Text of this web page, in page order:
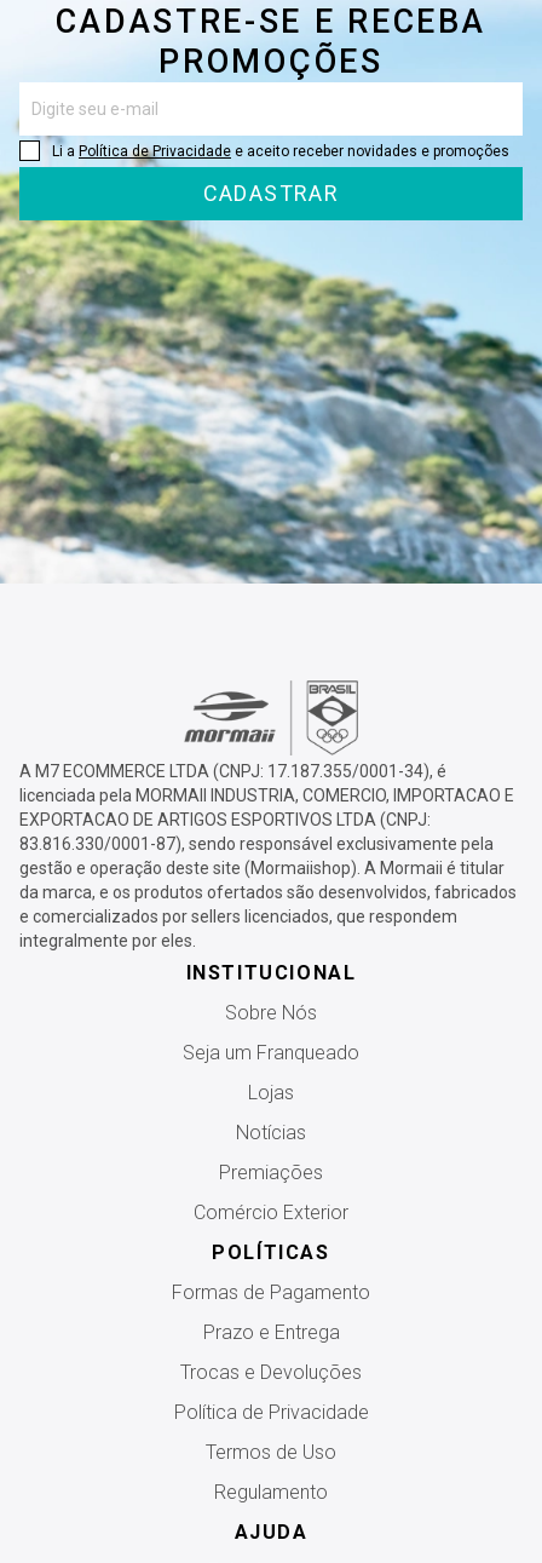
CADASTRE-SE E RECEBA
PROMOÇÕES
Li a Política de Privacidade e aceito receber novidades e promoções
CADASTRAR
A M7 ECOMMERCE LTDA (CNPJ: 17.187.355/0001-34), é
licenciada pela MORMAII INDUSTRIA, COMERCIO, IMPORTACAO E
EXPORTACAO DE ARTIGOS ESPORTIVOS LTDA (CNPJ:
83.816.330/0001-87), sendo responsável exclusivamente pela
gestão e operação deste site (Mormaiishop). A Mormaii é titular
da marca, e os produtos ofertados são desenvolvidos, fabricados
e comercializados por sellers licenciados, que respondem
integralmente por eles.
INSTITUCIONAL
Sobre Nós
Seja um Franqueado
Lojas
Notícias
Premiações
Comércio Exterior
POLÍTICAS
Formas de Pagamento
Prazo e Entrega
Trocas e Devoluções
Política de Privacidade
Termos de Uso
Regulamento
AJUDA